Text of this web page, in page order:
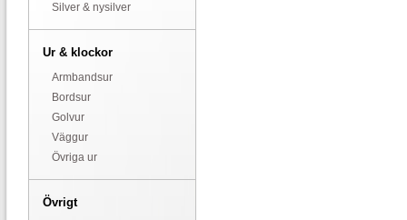
Silver & nysilver
Ur & klockor
Armbandsur
Bordsur
Golvur
Väggur
Övriga ur
Övrigt